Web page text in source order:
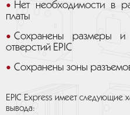
Нет необходимости в
платы
Сохранены размеры и
отверстий EPIC
Сохранены зоны
EPIC Express имеет следующие
вывода: